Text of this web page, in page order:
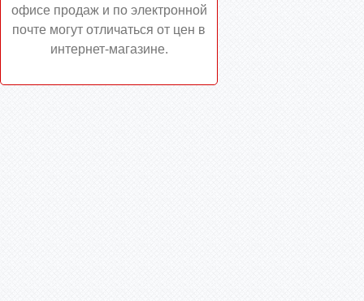
офисе продаж и по электронной
почте могут отличаться от цен в
интернет-магазине.